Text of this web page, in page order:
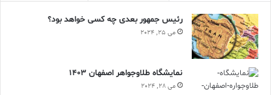
رئیس جمهور بعدی چه کسی خواهد بود؟
می 25, 2024
نمایشگاه طلاوجواهر اصفهان 1403
می 28, 2024